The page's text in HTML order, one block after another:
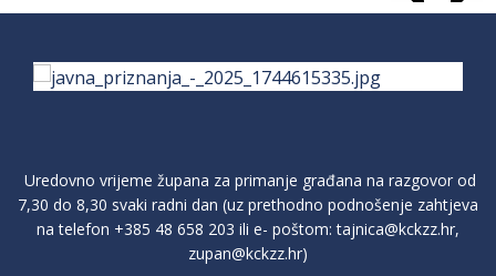
Uredovno vrijeme župana za primanje građana na razgovor od
7,30 do 8,30 svaki radni dan (uz prethodno podnošenje zahtjeva
na telefon +385 48 658 203 ili e- poštom:tajnica@kckzz.hr,
zupan@kckzz.hr)